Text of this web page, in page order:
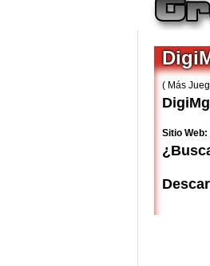
( Más
Sitio Web: